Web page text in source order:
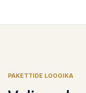
PAKETTIDE LOOGIKA